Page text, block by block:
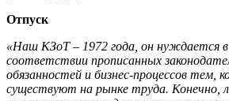
Отпуск
«Наш КЗоТ – 1972 года, он нуждается в
соответствии прописанных
обязанностей и бизнес-процессов тем,
существуют на рынке труда. Конечно,